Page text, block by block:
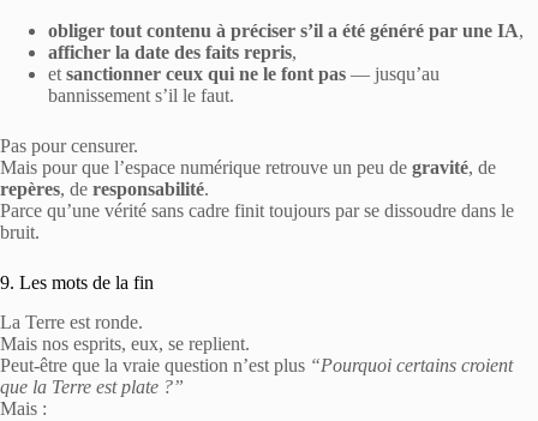
obliger tout contenu à préciser s’il a été généré par une IA,
afficher la date des faits repris,
et sanctionner ceux qui ne le font pas — jusqu’au
bannissement s’il le faut.
Pas pour censurer.
Mais pour que l’espace numérique retrouve un peu de gravité, de
repères, de responsabilité.
Parce qu’une vérité sans cadre finit toujours par se dissoudre dans le
bruit.
9. Les mots de la fin
La Terre est ronde.
Mais nos esprits, eux, se replient.
Peut-être que la vraie question n’est plus “Pourquoi certains croient
que la Terre est plate ?”
Mais :